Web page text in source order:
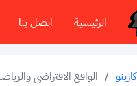
الرئيسية اتصل بنا
/ الواقع الافتراضي